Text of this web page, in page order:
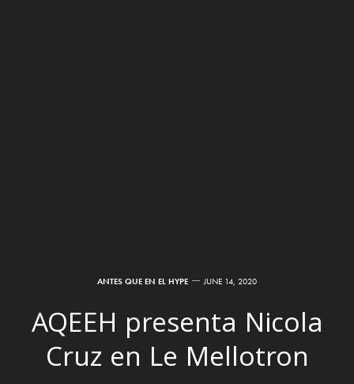
ANTES QUE EN EL HYPE JUNE 14, 2020
AQEEH presenta Nicola
Cruz en Le Mellotron